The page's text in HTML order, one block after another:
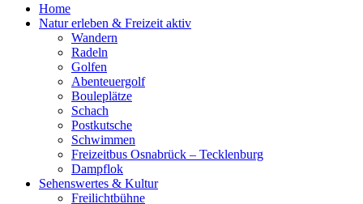
Home
Natur erleben & Freizeit aktiv
Wandern
Radeln
Golfen
Abenteuergolf
Bouleplätze
Schach
Postkutsche
Schwimmen
Freizeitbus Osnabrück – Tecklenburg
Dampflok
Sehenswertes & Kultur
Freilichtbühne